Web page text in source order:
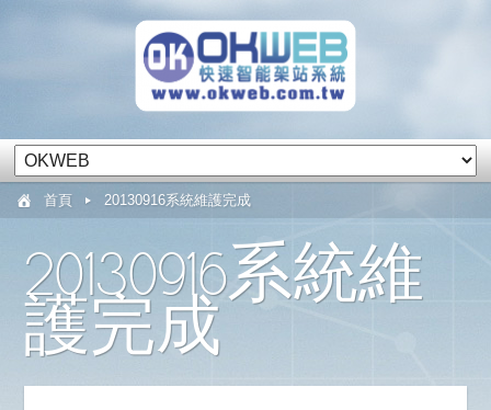
首頁 20130916系統維護完成
20130916系統維
護完成